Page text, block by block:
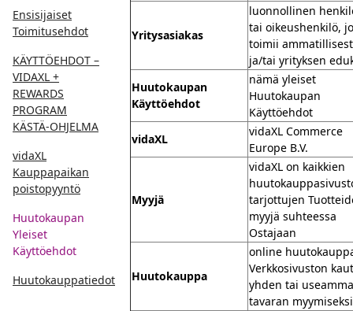
Ensisijaiset
Toimitusehdot
KÄYTTÖEHDOT –
VIDAXL +
REWARDS
PROGRAM
KÄSTÄ-OHJELMA
vidaXL
Kauppapaikan
poistopyyntö
Huutokaupan
Yleiset
Käyttöehdot
Huutokauppatiedot
Yritysasiakas
luonnollinen
tai oikeushenkilö,
toimii
ja/tai yrityksen
Huutokaupan
Käyttöehdot
nämä yleiset
Huutokaupan
Käyttöehdot
vidaXL
vidaXL Commerce
Europe B.V.
Myyjä
vidaXL on kaikkien
tarjottujen
myyjä suhteessa
Ostajaan
Huutokauppa
online
Verkkosivuston
yhden tai
tavaran myymiseksi